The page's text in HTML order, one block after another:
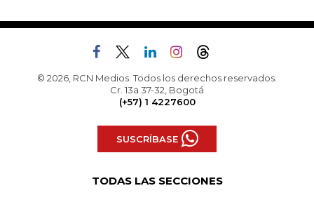
© 2026, RCN Medios. Todos los derechos reservados.
Cr. 13a 37-32, Bogotá
(+57) 1 4227600
SUSCRÍBASE
TODAS LAS SECCIONES